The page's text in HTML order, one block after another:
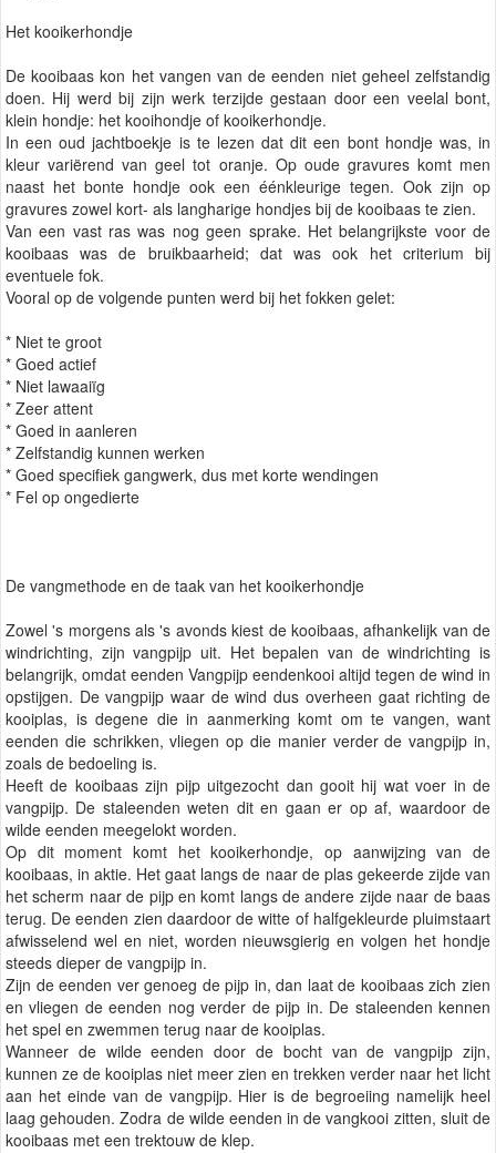
Het kooikerhondje
De kooibaas kon het vangen van de eenden niet geheel zelfstandig
doen. Hij werd bij zijn werk terzijde gestaan door een veelal bont,
klein hondje: het kooihondje of kooikerhondje.
In een oud jachtboekje is te lezen dat dit een bont hondje was, in
kleur variërend van geel tot oranje. Op oude gravures komt men
naast het bonte hondje ook een éénkleurige tegen. Ook zijn op
gravures zowel kort- als langharige hondjes bij de kooibaas te zien.
Van een vast ras was nog geen sprake. Het belangrijkste voor de
kooibaas was de bruikbaarheid; dat was ook het criterium bij
eventuele fok.
Vooral op de volgende punten werd bij het fokken gelet:
* Niet te groot
* Goed actief
* Niet lawaaiïg
* Zeer attent
* Goed in aanleren
* Zelfstandig kunnen werken
* Goed specifiek gangwerk, dus met korte wendingen
* Fel op ongedierte
De vangmethode en de taak van het kooikerhondje
Zowel 's morgens als 's avonds kiest de kooibaas, afhankelijk van de
windrichting, zijn vangpijp uit. Het bepalen van de windrichting is
belangrijk, omdat eenden Vangpijp eendenkooi altijd tegen de wind in
opstijgen. De vangpijp waar de wind dus overheen gaat richting de
kooiplas, is degene die in aanmerking komt om te vangen, want
eenden die schrikken, vliegen op die manier verder de vangpijp in,
zoals de bedoeling is.
Heeft de kooibaas zijn pijp uitgezocht dan gooit hij wat voer in de
vangpijp. De staleenden weten dit en gaan er op af, waardoor de
wilde eenden meegelokt worden.
Op dit moment komt het kooikerhondje, op aanwijzing van de
kooibaas, in aktie. Het gaat langs de naar de plas gekeerde zijde van
het scherm naar de pijp en komt langs de andere zijde naar de baas
terug. De eenden zien daardoor de witte of halfgekleurde pluimstaart
afwisselend wel en niet, worden nieuwsgierig en volgen het hondje
steeds dieper de vangpijp in.
Zijn de eenden ver genoeg de pijp in, dan laat de kooibaas zich zien
en vliegen de eenden nog verder de pijp in. De staleenden kennen
het spel en zwemmen terug naar de kooiplas.
Wanneer de wilde eenden door de bocht van de vangpijp zijn,
kunnen ze de kooiplas niet meer zien en trekken verder naar het licht
aan het einde van de vangpijp. Hier is de begroeiing namelijk heel
laag gehouden. Zodra de wilde eenden in de vangkooi zitten, sluit de
kooibaas met een trektouw de klep.